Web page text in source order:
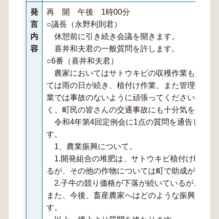
発
言
内
容
再 開 午後 1時00分
○議長（永野利則君）
休憩前に引き続き会議を開きます。
喜井和夫君の一般質問を許します。
○6番（喜井和夫君）
農家においてはサトウキビの収穫作業も始ま
ては雨の日が続き、植付け作業、また管理作業
業では事故のないように頑張ってください。ま
く、町民の皆さんの交通事故にも十分気をつけ
令和4年第4回定例会に1点の質問を通告してあ
す。
1、農業振興について。
1.開発組合の堆肥は、サトウキビ植付け時に
るが、その他の作物については町で助成ができ
2.子牛の競り価格が下落が続いているが、そ
また、今後、畜産農家へはどのような振興対策
す。